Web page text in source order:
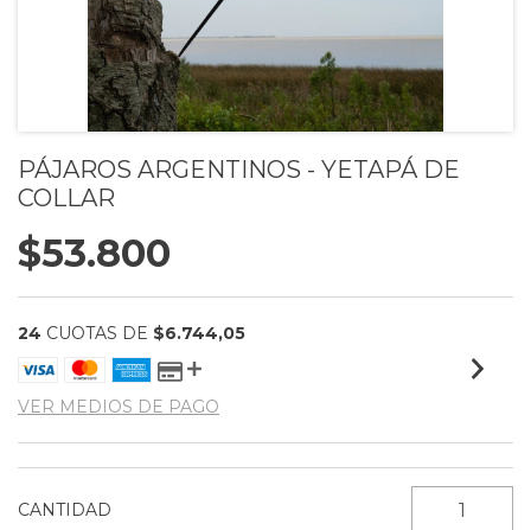
PÁJAROS ARGENTINOS - YETAPÁ DE
COLLAR
$53.800
24 CUOTAS DE $6.744,05
VER MEDIOS DE PAGO
CANTIDAD